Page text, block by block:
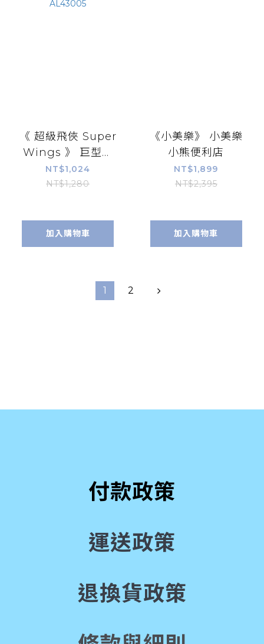
《 超級飛俠 Super
Wings 》 巨型聲
光噴霧提諾
AL43005
NT$1,024
NT$1,280
加入購物車
《小美樂》 小美樂
小熊便利店
NT$1,899
NT$2,395
加入購物車
1 2
付款政策
運送政策
退換貨政策